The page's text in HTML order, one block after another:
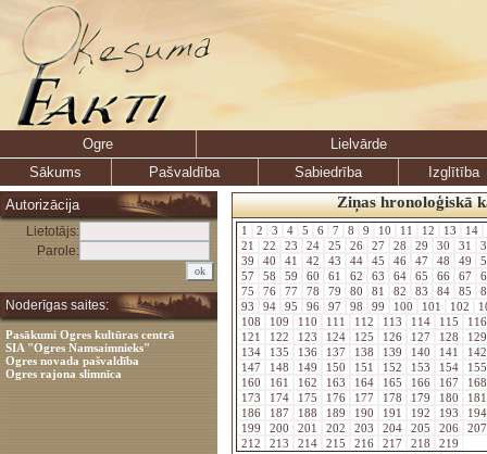
Ogre
Lielvārde
Sākums
Pašvaldība Sabiedrība
Izglītība
Autorizācija
Lietotājs:
Parole:
Noderīgas saites:
Pasākumi Ogres kultūras centrā
SIA "Ogres Namsaimnieks"
Ogres novada pašvaldība
Ogres rajona slimnīca
Ziņas hronoloģiskā
1 2 3 4 5 6 7 8 9 10 11 12 13 14
21
22 23 24 25 26 27 28 29 30 31
39
40 41 42 43 44 45 46 47 48 49
57
58 59 60 61 62 63 64 65 66 67
75
76 77 78 79 80 81 82 83 84 85
93
94 95 96 97 98 99 100 101 102
108
109 110 111 112 113 114 115
121
122 123 124 125 126 127 128
134
135 136 137 138 139 140 141
147
148 149 150 151 152 153 154
160
161 162 163 164 165 166 167
173
174 175 176 177 178 179 180
186
187 188 189 190 191 192 193
199
200 201 202 203 204 205 206
212
213 214 215 216 217 218 219